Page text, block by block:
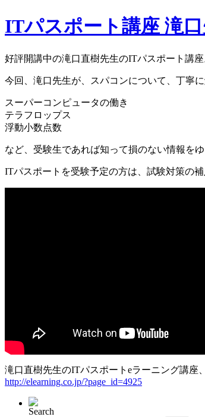
ITパスポート講座 滝
好評開講中の滝口直樹先生のITパスポート講座
今回、滝口先生が、スパコンについて、丁寧
スーパーコンピュータの働き
テラフロップス
浮動小数点数
など、受験生であれば知って損のない情報を
ITパスポートを受験予定の方は、試験対策の
滝口直樹先生のITパスポートeラーニング講座
http://elearning.co.jp/?page_id=4925
Search